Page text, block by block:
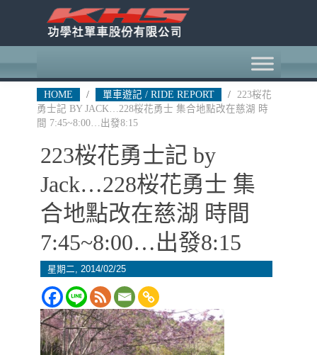
HOME / 單車遊記 / RIDE REPORT /
223桜花
勇士記 BY JACK…228桜花勇士 集合地點改在慈湖 時
間 7:45~8:00…出發8:15
223桜花勇士記 by
Jack…228桜花勇士 集
合地點改在慈湖 時間
7:45~8:00…出發8:15
星期二, 2014/02/25